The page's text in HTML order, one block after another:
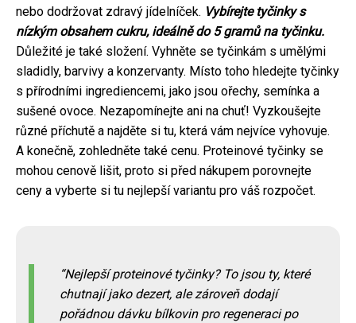
nebo dodržovat zdravý jídelníček. Vybírejte tyčinky s
nízkým obsahem cukru, ideálně do 5 gramů na tyčinku.
Důležité je také složení. Vyhněte se tyčinkám s umělými
sladidly, barvivy a konzervanty. Místo toho hledejte tyčinky
s přírodními ingrediencemi, jako jsou ořechy, semínka a
sušené ovoce. Nezapomínejte ani na chuť! Vyzkoušejte
různé příchutě a najděte si tu, která vám nejvíce vyhovuje.
A konečně, zohledněte také cenu. Proteinové tyčinky se
mohou cenově lišit, proto si před nákupem porovnejte
ceny a vyberte si tu nejlepší variantu pro váš rozpočet.
Nejlepší proteinové tyčinky? To jsou ty, které
chutnají jako dezert, ale zároveň dodají
pořádnou dávku bílkovin pro regeneraci po